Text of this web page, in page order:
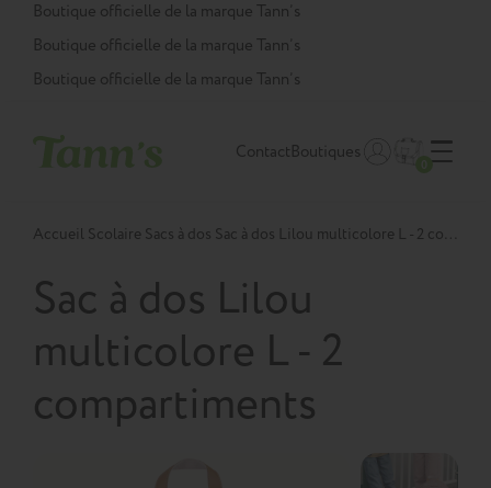
Panneau de gestion des cookies
Boutique officielle de la marque Tann’s
Boutique officielle de la marque Tann’s
Boutique officielle de la marque Tann’s
ContactBoutiques
Accueil Scolaire Sacs à dos Sac à dos Lilou multicolore L - 2 compartiments
Sac à dos Lilou
multicolore L - 2
compartiments